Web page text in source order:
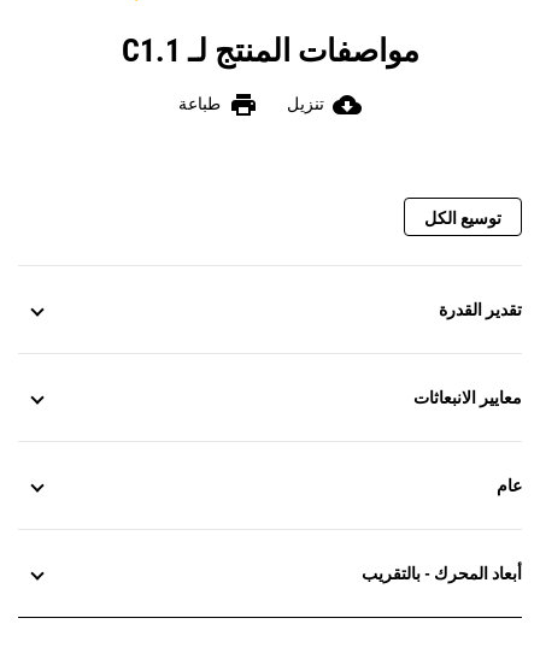
مواصفات المنتج لـ C1.1
cloud_download تنزيل print طباعة
توسيع الكل
تقدير القدرة
معايير الانبعاثات
عام
أبعاد المحرك - بالتقريب